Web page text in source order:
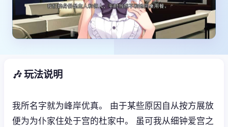
🎶 玩法说明
我所名字就为峰岸优真。 由于某些原因自从按方展放
便为为仆家住处于宫的杜家中。 虽可我从细钟爱宫之